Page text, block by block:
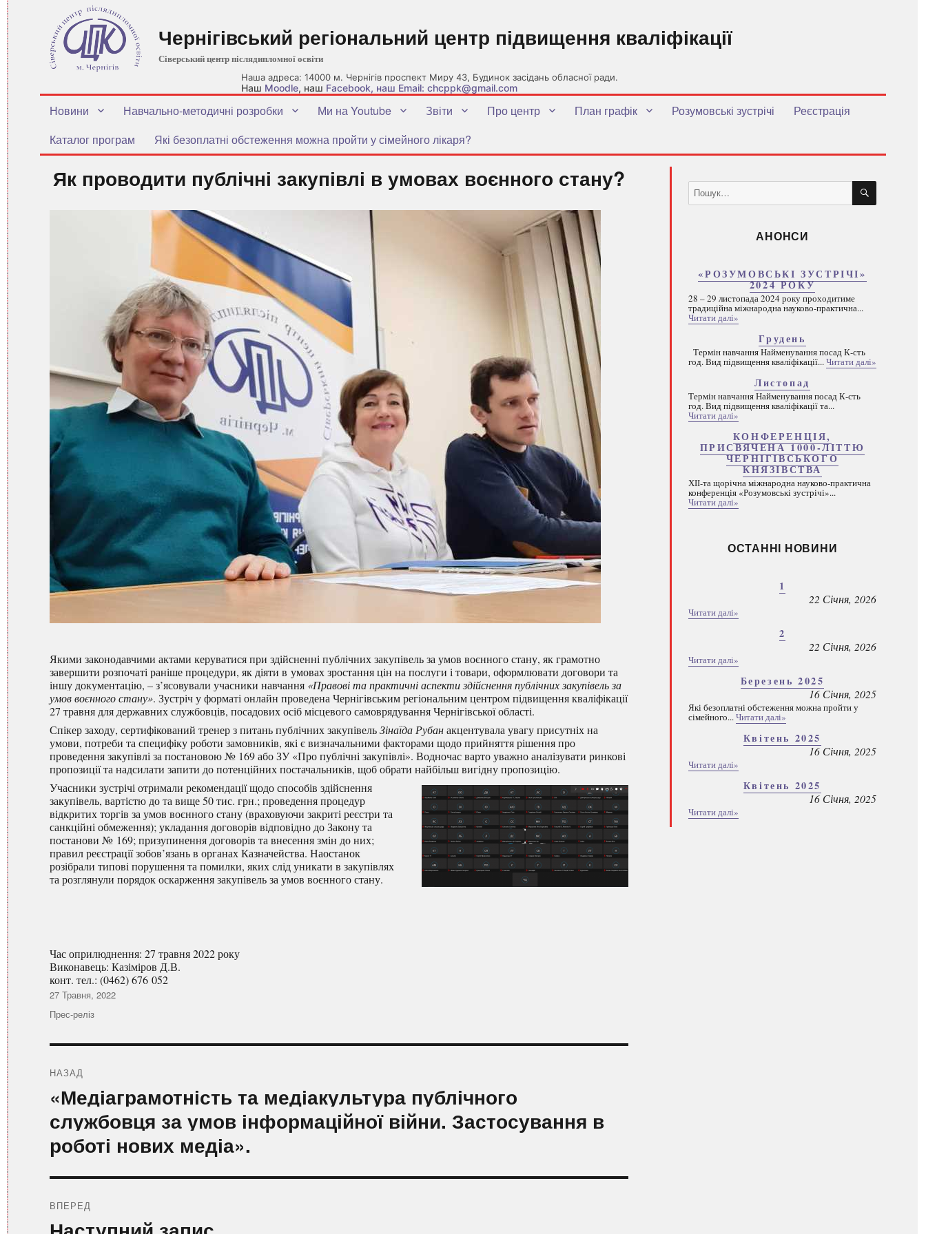
Наша адреса: 14000 м. Чернігів проспект Миру 43, Будинок засідань обласної ради.
Наш Moodle, наш Facebook, наш Email: chcppk@gmail.com
Чернігівський регіональний центр підвищення кваліфікації
Сіверський центр післядипломної освіти
Новини Навчально-методичні розробки Ми на Youtube Звіти Про центр План графік Розумовські зустрічі
Реєстрація
Каталог програм
Які безоплатні обстеження можна пройти у сімейного лікаря?
Як проводити публічні закупівлі в умовах воєнного стану?
Якими законодавчими актами керуватися при здійсненні публічних закупівель за умов воєнного стану, як грамотно
завершити розпочаті раніше процедури, як діяти в умовах зростання цін на послуги і товари, оформлювати договори та
іншу документацію, – з’ясовували учасники навчання «Правові та практичні аспекти здійснення публічних закупівель за
умов воєнного стану». Зустріч у форматі онлайн проведена Чернігівським регіональним центром підвищення кваліфікації
27 травня для державних службовців, посадових осіб місцевого самоврядування Чернігівської області.
Спікер заходу, сертифікований тренер з питань публічних закупівельЗінаїда Рубанакцентувала увагу присутніх на
умови, потреби та специфіку роботи замовників, які є визначальними факторами щодо прийняття рішення про
проведення закупівлі за постановою № 169 або ЗУ «Про публічні закупівлі». Водночас варто уважно аналізувати ринкові
пропозиції та надсилати запити до потенційних постачальників, щоб обрати найбільш вигідну пропозицію.
Учасники зустрічі отримали рекомендації щодо способів здійснення
закупівель, вартістю до та вище 50 тис. грн.; проведення процедур
відкритих торгів за умов воєнного стану (враховуючи закриті реєстри та
санкційні обмеження); укладання договорів відповідно до Закону та
постанови № 169; призупинення договорів та внесення змін до них;
правил реєстрації зобов’язань в органах Казначейства. Наостанок
розібрали типові порушення та помилки, яких слід уникати в закупівлях
та розглянули порядок оскарження закупівель за умов воєнного стану.
Час оприлюднення: 27 травня 2022 року
Виконавець: Казіміров Д.В.
конт. тел.: (0462) 676 052
Оприлюднено
27 Травня, 2022
Категорії
Прес-реліз
записів
НАЗАД
Попередній
запис:
«Медіаграмотність та медіакультура публічного
службовця за умов інформаційної війни. Застосування в
роботі нових медіа».
ВПЕРЕД
Наступний
Пошук
за
ШУКАТИ
АНОНСИ
«РОЗУМОВСЬКІ ЗУСТРІЧІ»
2024 РОКУ
28 – 29 листопада 2024 року проходитиме
традиційна міжнародна науково-практична...
Читати далі»
Грудень
Термін навчання Найменування посад К-сть
год. Вид підвищення кваліфікації...Читати далі»
Листопад
Термін навчання Найменування посад К-сть
год. Вид підвищення кваліфікації та...
Читати далі»
КОНФЕРЕНЦІЯ,
ПРИСВЯЧЕНА 1000-ЛІТТЮ
ЧЕРНІГІВСЬКОГО
КНЯЗІВСТВА
ХІІ-та щорічна міжнародна науково-практична
конференція «Розумовські зустрічі»...
Читати далі»
ОСТАННІ НОВИНИ
1
22 Січня, 2026
Читати далі»
2
22 Січня, 2026
Читати далі»
Березень 2025
16 Січня, 2025
Які безоплатні обстеження можна пройти у
сімейного...Читати далі»
Квітень 2025
16 Січня, 2025
Читати далі»
Квітень 2025
16 Січня, 2025
Читати далі»